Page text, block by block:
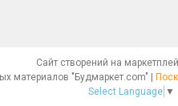
Сайт створений на
Интернет - магазин строительных материалов "Будмаркет.com" |
Select Language ▼